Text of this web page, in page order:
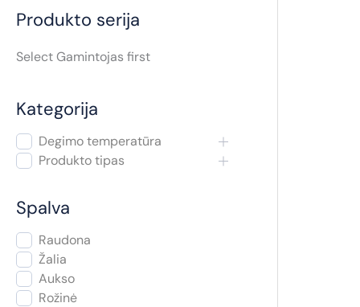
Produkto serija
Select Gamintojas first
Kategorija
Degimo temperatūra
Produkto tipas
Spalva
Raudona
Žalia
Aukso
Rožinė